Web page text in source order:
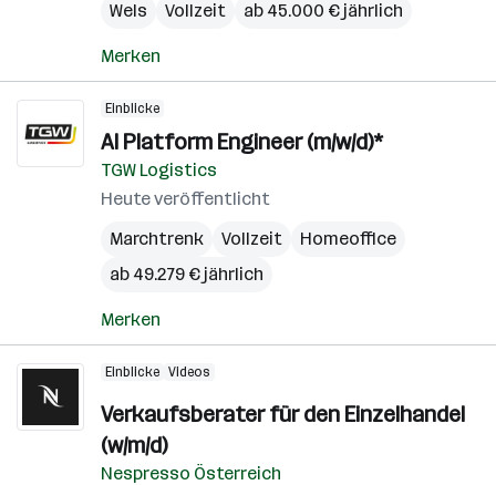
Wels
Vollzeit ab 45.000 € jährlich
Merken
Einblicke
AI Platform Engineer (m/w/d)*
TGW Logistics
Heute veröffentlicht
Marchtrenk
Vollzeit
Homeoffice
ab 49.279 € jährlich
Merken
Einblicke Videos
Verkaufsberater für den Einzelhandel
(w/m/d)
Nespresso Österreich